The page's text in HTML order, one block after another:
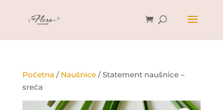
Početna / Naušnice/ Statement naušnice –
sreća